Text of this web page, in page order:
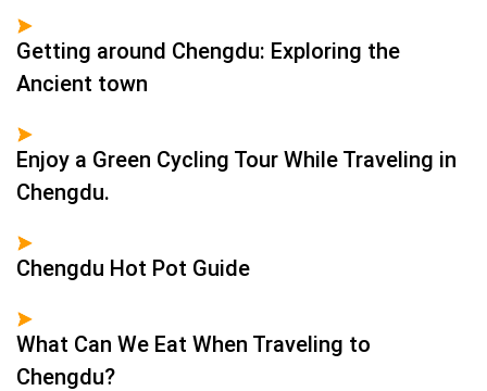
Getting around Chengdu: Exploring the
Ancient town
Enjoy a Green Cycling Tour While Traveling in
Chengdu.
Chengdu Hot Pot Guide
What Can We Eat When Traveling to
Chengdu?